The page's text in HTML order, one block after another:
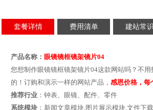
套餐详情 费用清单 建站常识
产品名称： 眼镜镜框镜架镜片04
您想制作眼镜镜框镜架镜片04这款网站吗？不
的！订购和演示一样的网站产品， 感恩价格，每
推荐行业：钟表、眼镜、配件、零件
系统模块：新闻文章模块,图片展示模块,文件下